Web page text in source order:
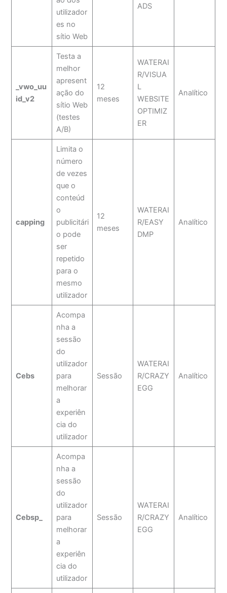
utilizador
es no
sítio Web
ADS
_vwo_uu
id_v2
Testa a
melhor
apresent
ação do
sítio Web
(testes
A/B)
12
meses
WATERAI
R/VISUA
L
WEBSITE
OPTIMIZ
ER
Analítico
capping
Limita o
número
de vezes
que o
conteúd
o
publicitári
o pode
ser
repetido
para o
mesmo
utilizador
12
meses
WATERAI
R/EASY
DMP
Analítico
Cebs
Acompa
nha a
sessão
do
utilizador
para
melhorar
a
experiên
cia do
utilizador
Sessão
WATERAI
R/CRAZY
EGG
Analítico
Cebsp_
Acompa
nha a
sessão
do
utilizador
para
melhorar
a
experiên
cia do
utilizador
Sessão
WATERAI
R/CRAZY
EGG
Analítico